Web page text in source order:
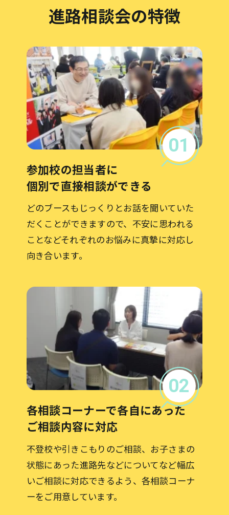
進路相談会の特徴
01
参加校の担当者に
個別で直接相談ができる
どのブースもじっくりとお話を聞いていた
だくことができますので、不安に思われる
ことなどそれぞれのお悩みに真摯に対応し
向き合います。
02
各相談コーナーで各自にあった
ご相談内容に対応
不登校や引きこもりのご相談、お子さまの
状態にあった進路先などについてなど幅広
いご相談に対応できるよう、各相談コーナ
ーをご用意しています。